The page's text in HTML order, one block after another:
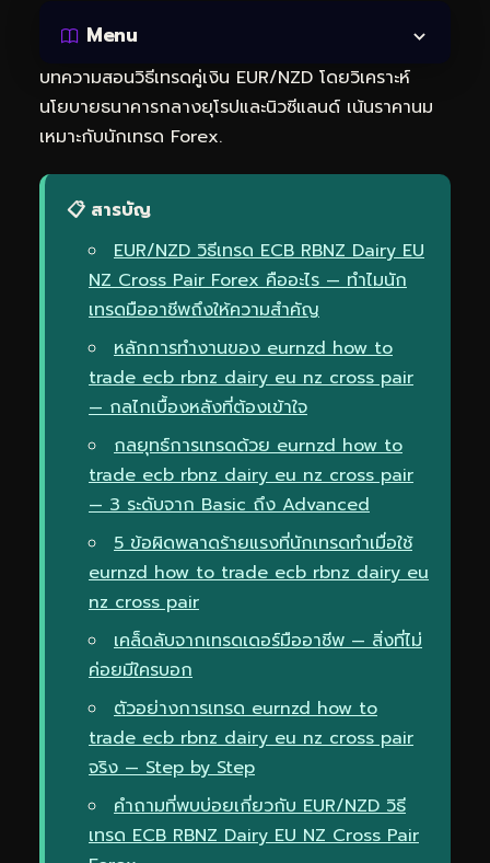
Menu
บทความสอนวิธีเทรดคู่เงิน EUR/NZD โดยวิเคราะห์
นโยบายธนาคารกลางยุโรปและนิวซีแลนด์ เน้นราคานม
เหมาะกับนักเทรด Forex.
📋 สารบัญ
EUR/NZD วิธีเทรด ECB RBNZ Dairy EU
NZ Cross Pair Forex คืออะไร — ทำไมนัก
เทรดมืออาชีพถึงให้ความสำคัญ
หลักการทำงานของ eurnzd how to
trade ecb rbnz dairy eu nz cross pair
— กลไกเบื้องหลังที่ต้องเข้าใจ
กลยุทธ์การเทรดด้วย eurnzd how to
trade ecb rbnz dairy eu nz cross pair
— 3 ระดับจาก Basic ถึง Advanced
5 ข้อผิดพลาดร้ายแรงที่นักเทรดทำเมื่อใช้
eurnzd how to trade ecb rbnz dairy eu
nz cross pair
เคล็ดลับจากเทรดเดอร์มืออาชีพ — สิ่งที่ไม่
ค่อยมีใครบอก
ตัวอย่างการเทรด eurnzd how to
trade ecb rbnz dairy eu nz cross pair
จริง — Step by Step
คำถามที่พบบ่อยเกี่ยวกับ EUR/NZD วิธี
เทรด ECB RBNZ Dairy EU NZ Cross Pair